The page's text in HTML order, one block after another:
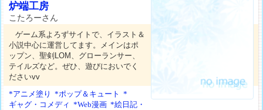
炉端工房
こたろーさん
ゲーム系よろずサイトで、イラスト＆
小説中心に運営してます。メインはポ
ップン、聖剣LOM、グローランサー、
テイルズなど。ぜひ、遊びにおいでく
ださいvv
*アニメ塗り
*ポップ＆キュート
*
ギャグ・コメディ *Web漫画 *絵日記・